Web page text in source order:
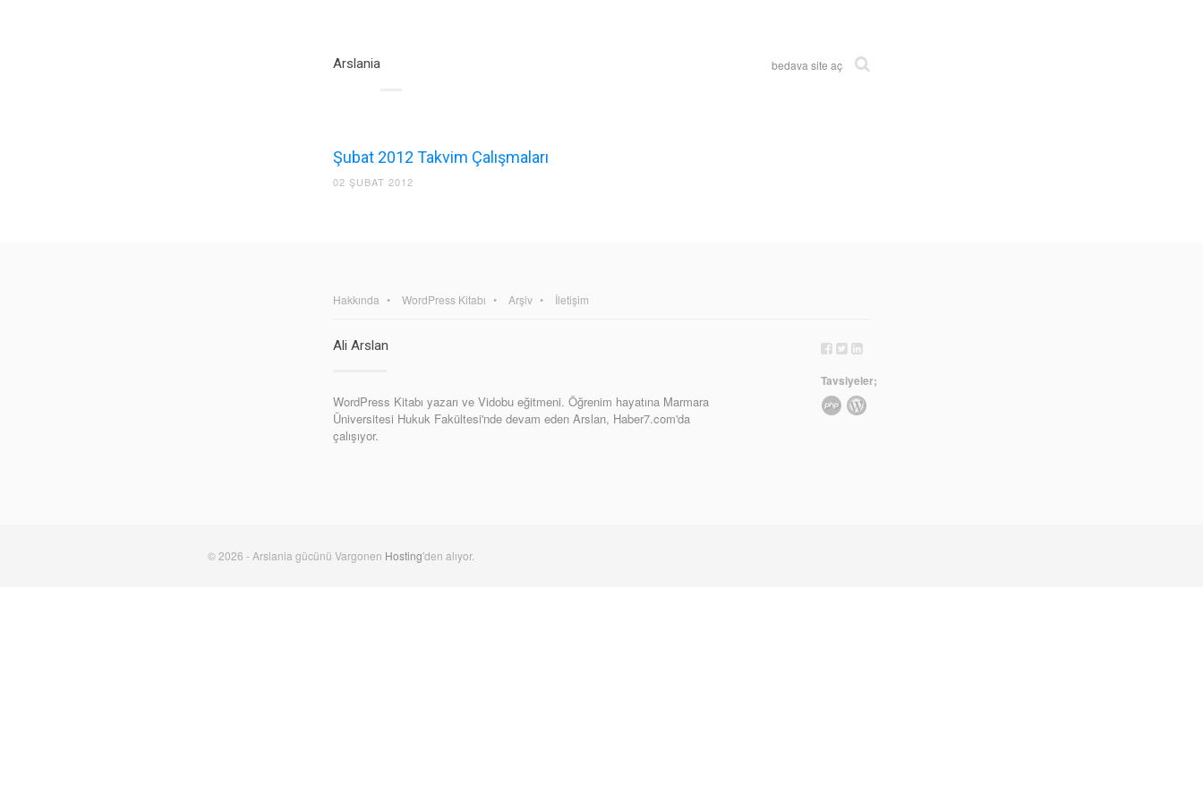
Arslania bedava site aç
Şubat 2012 Takvim Çalışmaları
02 ŞUBAT 2012
Hakkında WordPress Kitabı Arşiv İletişim
Ali Arslan
WordPress Kitabı yazarı ve Vidobu eğitmeni. Öğrenim hayatına Marmara
Üniversitesi Hukuk Fakültesi'nde devam eden Arslan, Haber7.com'da
çalışıyor.
Tavsiyeler;
© 2026 - Arslania gücünü Vargonen Hosting'den alıyor.